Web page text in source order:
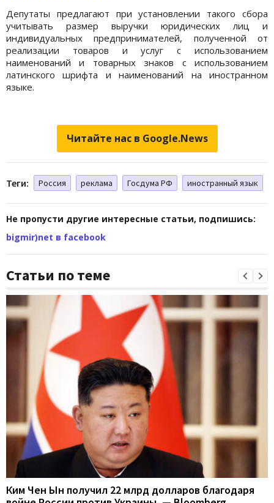
Депутаты предлагают при установлении такого сбора
учитывать размер выручки юридических лиц и
индивидуальных предпринимателей, полученной от
реализации товаров и услуг с использованием
наименований и товарных знаков с использованием
латинского шрифта и наименований на иностранном
языке.
Читайте нас в Google.News
Теги: Россия реклама Госдума РФ иностранный язык
Не пропусти другие интересные статьи, подпишись:
bigmir)net в facebook
Статьи по теме
Ким Чен Ын получил 22 млрд долларов благодаря